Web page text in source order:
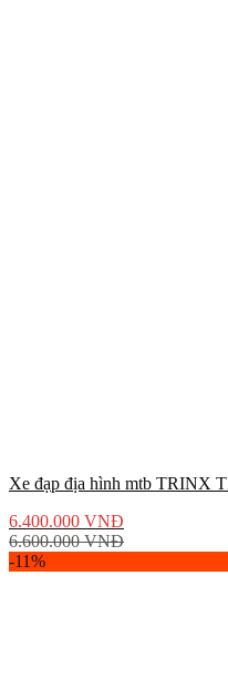
Xe đạp địa hình mtb TRINX
6.400.000 VNĐ
6.600.000VNĐ
-11%